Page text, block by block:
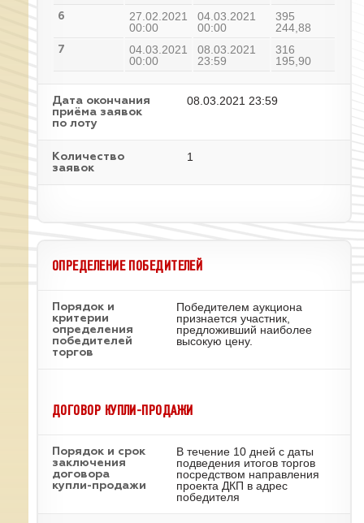
6
27.02.2021
00:00
04.03.2021
00:00
395
244,88
7
04.03.2021
00:00
08.03.2021
23:59
316
195,90
Дата окончания
приёма заявок
по лоту
08.03.2021 23:59
Количество
заявок
1
ОПРЕДЕЛЕНИЕ ПОБЕДИТЕЛЕЙ
Порядок и
критерии
определения
победителей
торгов
Победителем аукциона
признается участник,
предложивший наиболее
высокую цену.
ДОГОВОР КУПЛИ-ПРОДАЖИ
Порядок и срок
заключения
договора
купли-продажи
В течение 10 дней с даты
подведения итогов торгов
посредством направления
проекта ДКП в адрес
победителя